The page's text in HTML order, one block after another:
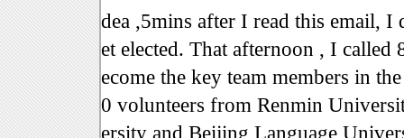
dea ,5mins after I read this email,
et elected. That afternoon , I called
ecome the key team members in
0 volunteers from Renmin
ersity and Beijing Language